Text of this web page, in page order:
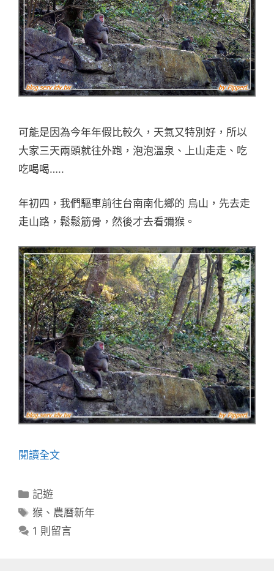
可能是因為今年年假比較久，天氣又特別好，所以
大家三天兩頭就往外跑，泡泡溫泉、上山走走、吃
吃喝喝…..
年初四，我們驅車前往台南南化鄉的 烏山，先去走
走山路，鬆鬆筋骨，然後才去看彌猴。
閱讀全文
分
類
記遊
標
籤
猴 、 農曆新年
1 則留言